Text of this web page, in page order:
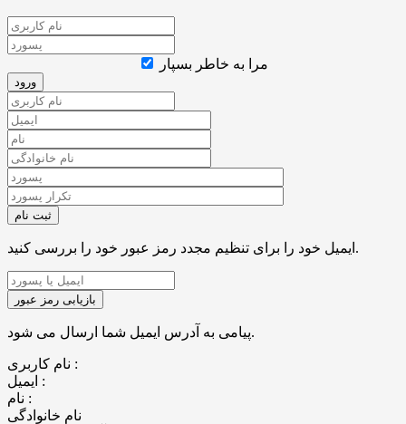
مرا به خاطر بسپار
ایمیل خود را برای تنظیم مجدد رمز عبور خود را بررسی کنید.
پیامی به آدرس ایمیل شما ارسال می شود.
نام کاربری :
ایمیل :
نام :
نام خانوادگی